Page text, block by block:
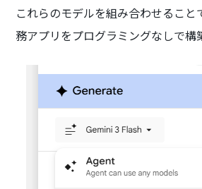
これらのモデルを組み合わせること
務アプリをプログラミングなしで構